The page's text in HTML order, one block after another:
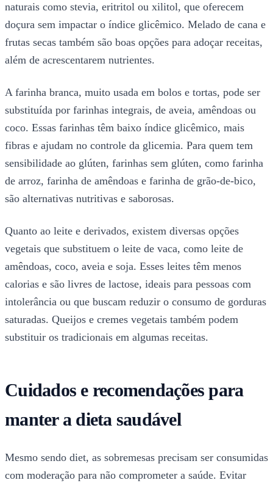
naturais como stevia, eritritol ou xilitol, que oferecem
doçura sem impactar o índice glicêmico. Melado de cana e
frutas secas também são boas opções para adoçar receitas,
além de acrescentarem nutrientes.
A farinha branca, muito usada em bolos e tortas, pode ser
substituída por farinhas integrais, de aveia, amêndoas ou
coco. Essas farinhas têm baixo índice glicêmico, mais
fibras e ajudam no controle da glicemia. Para quem tem
sensibilidade ao glúten, farinhas sem glúten, como farinha
de arroz, farinha de amêndoas e farinha de grão-de-bico,
são alternativas nutritivas e saborosas.
Quanto ao leite e derivados, existem diversas opções
vegetais que substituem o leite de vaca, como leite de
amêndoas, coco, aveia e soja. Esses leites têm menos
calorias e são livres de lactose, ideais para pessoas com
intolerância ou que buscam reduzir o consumo de gorduras
saturadas. Queijos e cremes vegetais também podem
substituir os tradicionais em algumas receitas.
Cuidados e recomendações para
manter a dieta saudável
Mesmo sendo diet, as sobremesas precisam ser consumidas
com moderação para não comprometer a saúde. Evitar